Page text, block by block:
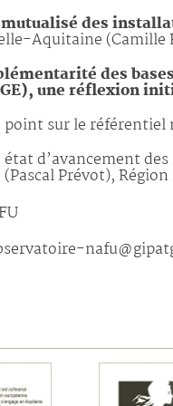
des
Aquitaine (Camille
des
une réflexion
point sur le référentiel
état d’avancement
(Pascal Prévot),